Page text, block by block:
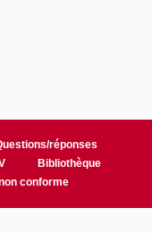
réponses
Bibliothèque
conforme